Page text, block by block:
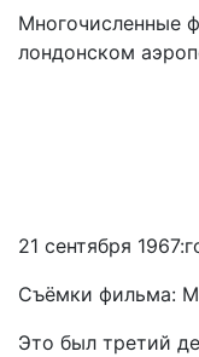
Многочисленные
лондонском
21 сентября
Съёмки фильма:
Это был третий